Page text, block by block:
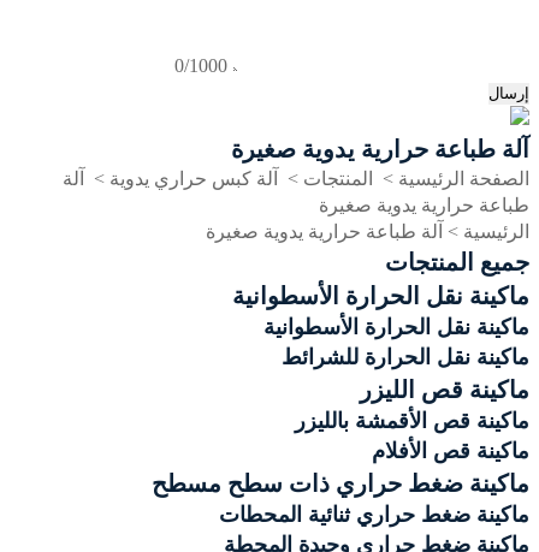
0/1000
إرسال
آلة طباعة حرارية يدوية صغيرة
الصفحة الرئيسية > المنتجات > آلة كبس حراري يدوية >
آلة
طباعة حرارية يدوية صغيرة
الرئيسية > آلة طباعة حرارية يدوية صغيرة
جميع المنتجات
ماكينة نقل الحرارة الأسطوانية
ماكينة نقل الحرارة الأسطوانية
ماكينة نقل الحرارة للشرائط
ماكينة قص الليزر
ماكينة قص الأقمشة بالليزر
ماكينة قص الأفلام
ماكينة ضغط حراري ذات سطح مسطح
ماكينة ضغط حراري ثنائية المحطات
ماكينة ضغط حراري وحيدة المحطة